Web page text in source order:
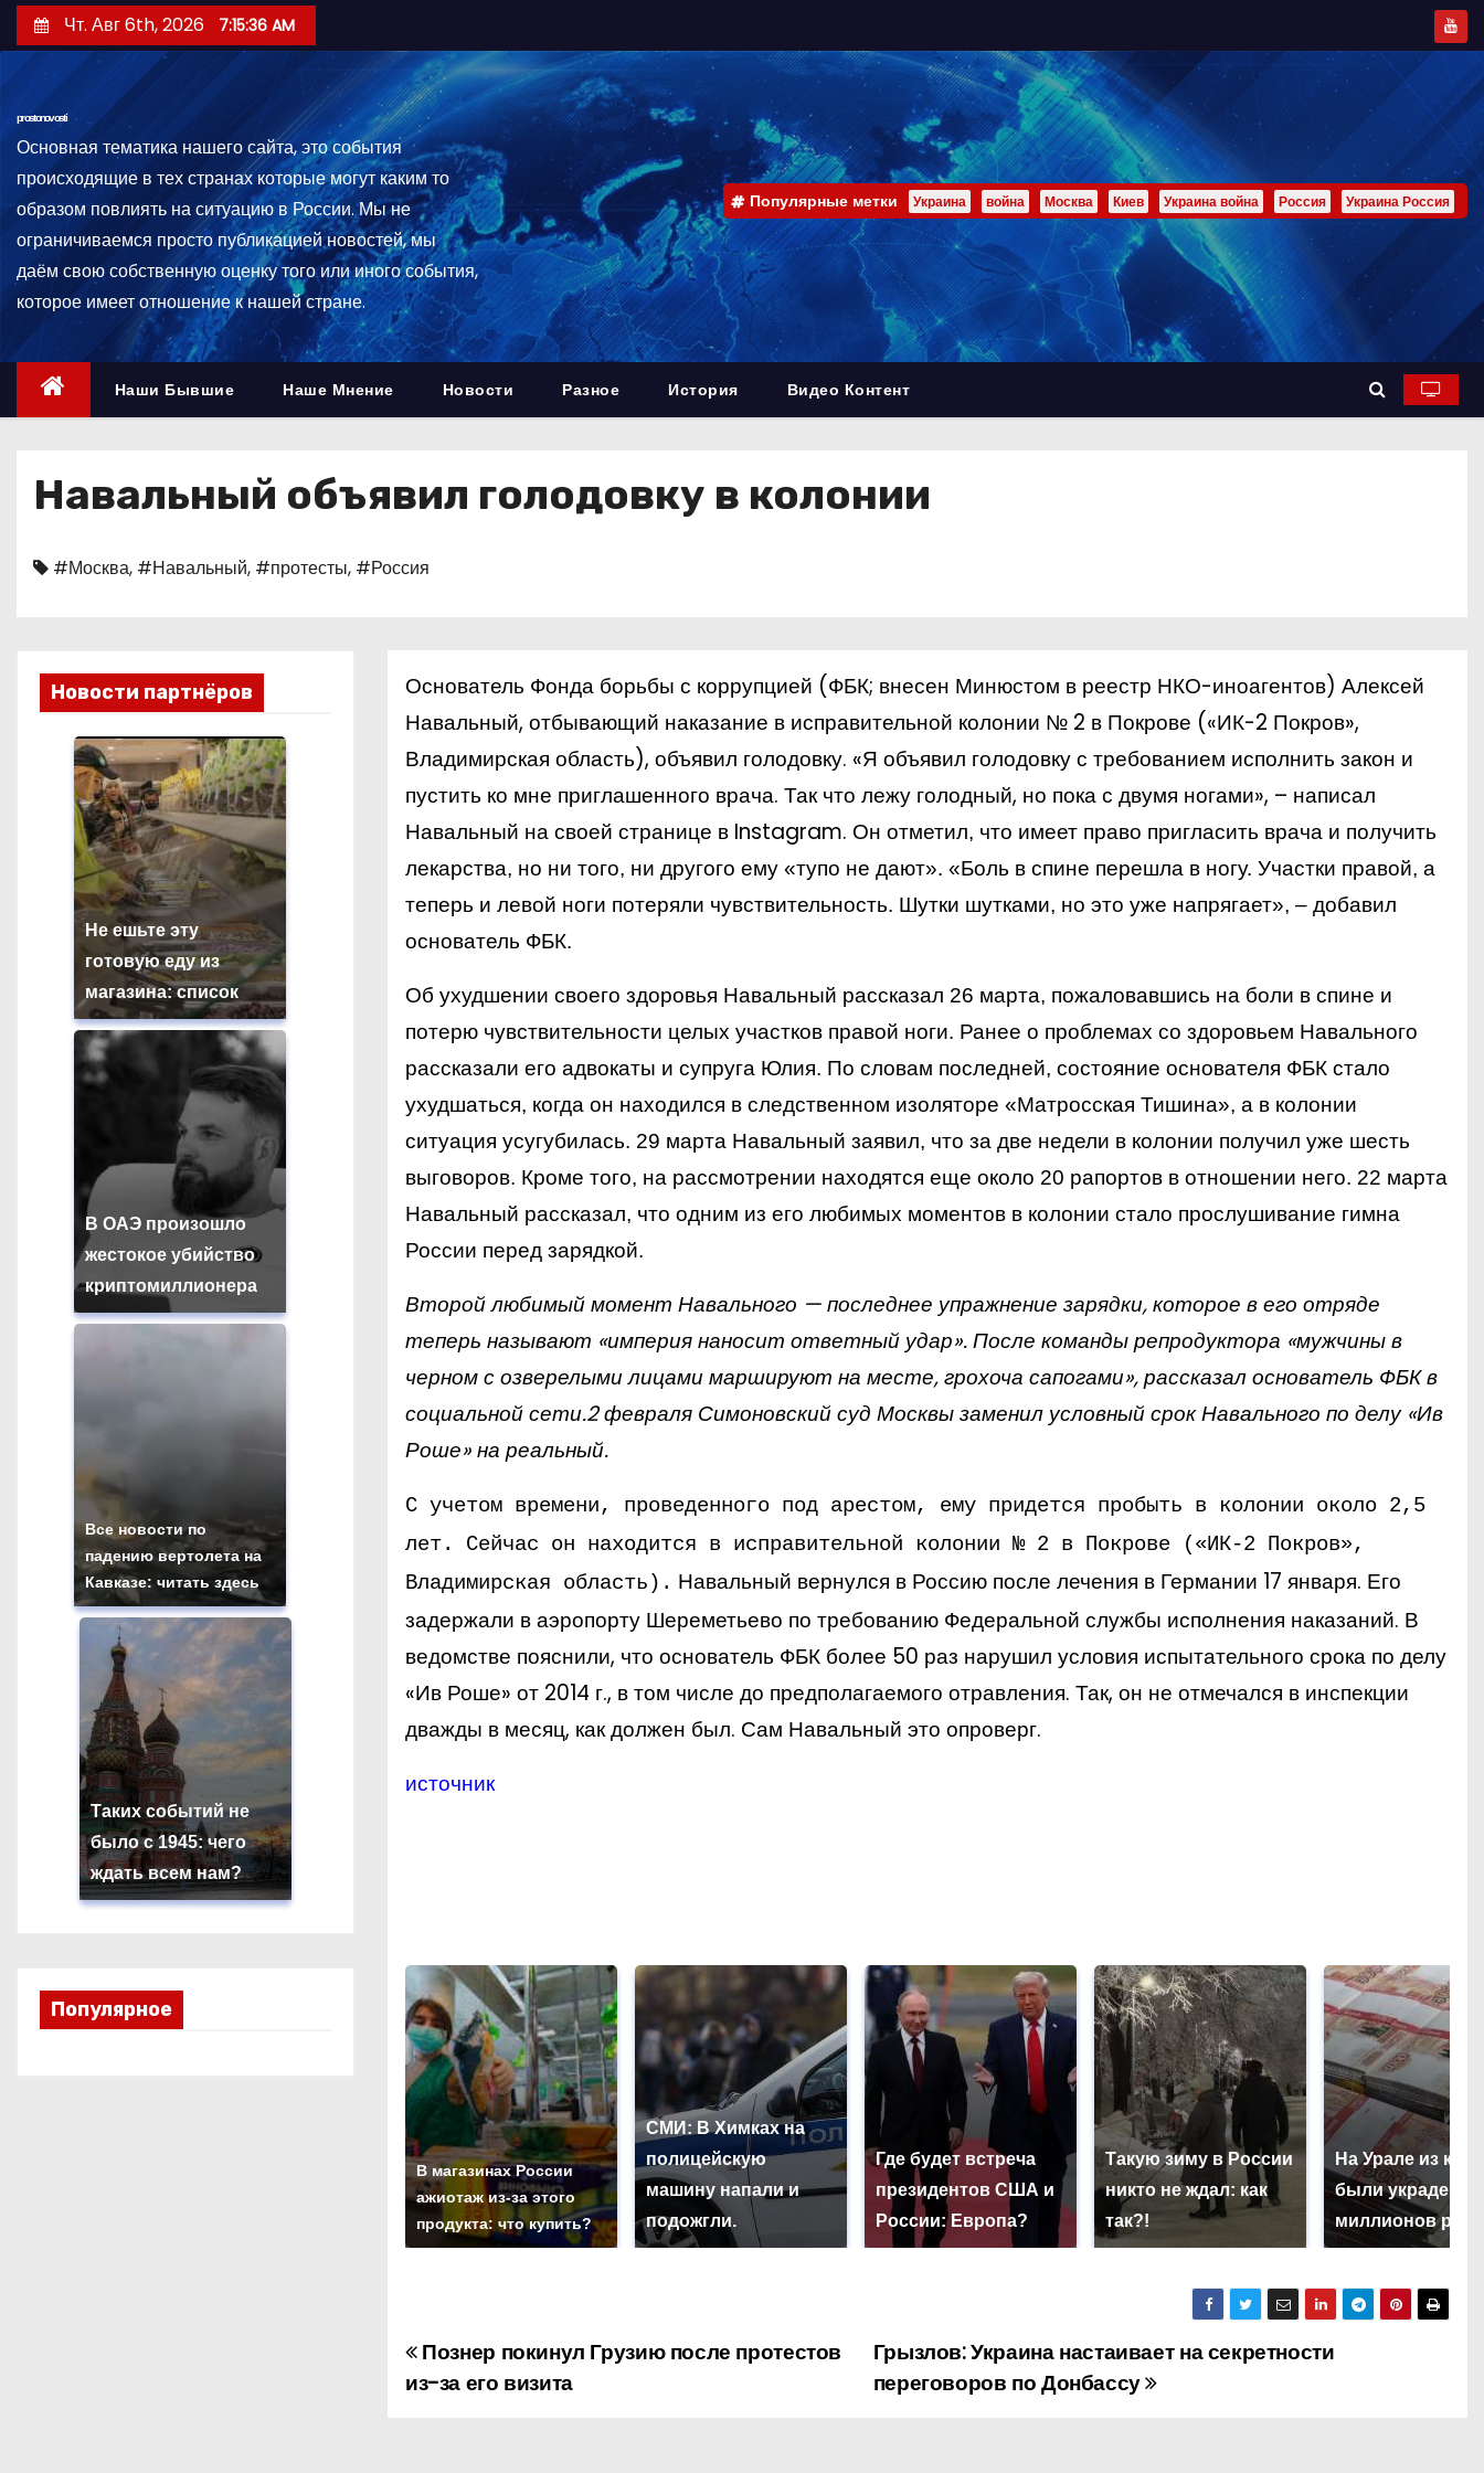
е
й
ж
Чт. Авг 6th, 2026 7:15:37 AM
prostonovosti
Основная тематика нашего сайта, это события
происходящие в тех странах которые могут каким то
образом повлиять на ситуацию в России. Мы не
ограничиваемся просто публикацией новостей, мы
даём свою собственную оценку того или иного события,
которое имеет отношение к нашей стране.
Популярные метки Украина война Москва Киев Украина война Россия Украина Россия
Наши Бывшие Наше Мнение Новости Разное История Видео Контент
Навальный объявил голодовку в колонии
#Москва, #Навальный, #протесты, #Россия
Новости партнёров
Не ешьте эту
готовую еду из
магазина: список
В ОАЭ произошло
жестокое убийство
криптомиллионера
Все новости по
падению вертолета на
Кавказе: читать здесь
Таких событий не
было с 1945: чего
ждать всем нам?
Популярное
Основатель Фонда борьбы с коррупцией (ФБК; внесен Минюстом в реестр НКО-иноагентов) Алексей
Навальный, отбывающий наказание в исправительной колонии № 2 в Покрове («ИК-2 Покров»,
Владимирская область), объявил голодовку. «Я объявил голодовку с требованием исполнить закон и
пустить ко мне приглашенного врача. Так что лежу голодный, но пока с двумя ногами», – написал
Навальный на своей странице в Instagram. Он отметил, что имеет право пригласить врача и получить
лекарства, но ни того, ни другого ему «тупо не дают». «Боль в спине перешла в ногу. Участки правой, а
теперь и левой ноги потеряли чувствительность. Шутки шутками, но это уже напрягает», – добавил
основатель ФБК.
Об ухудшении своего здоровья Навальный рассказал 26 марта, пожаловавшись на боли в спине и
потерю чувствительности целых участков правой ноги. Ранее о проблемах со здоровьем Навального
рассказали его адвокаты и супруга Юлия. По словам последней, состояние основателя ФБК стало
ухудшаться, когда он находился в следственном изоляторе «Матросская Тишина», а в колонии
ситуация усугубилась. 29 марта Навальный заявил, что за две недели в колонии получил уже шесть
выговоров. Кроме того, на рассмотрении находятся еще около 20 рапортов в отношении него. 22 марта
Навальный рассказал, что одним из его любимых моментов в колонии стало прослушивание гимна
России перед зарядкой.
Второй любимый момент Навального — последнее упражнение зарядки, которое в его отряде
теперь называют «империя наносит ответный удар». После команды репродуктора «мужчины в
черном с озверелыми лицами маршируют на месте, грохоча сапогами», рассказал основатель ФБК в
социальной сети.2 февраля Симоновский суд Москвы заменил условный срок Навального по делу «Ив
Роше» на реальный.
С учетом времени, проведенного под арестом, ему придется пробыть в колонии около 2,5
лет. Сейчас он находится в исправительной колонии № 2 в Покрове («ИК-2 Покров»,
Владимирская область). Навальный вернулся в Россию после лечения в Германии 17 января. Его
задержали в аэропорту Шереметьево по требованию Федеральной службы исполнения наказаний. В
ведомстве пояснили, что основатель ФБК более 50 раз нарушил условия испытательного срока по делу
«Ив Роше» от 2014 г., в том числе до предполагаемого отравления. Так, он не отмечался в инспекции
дважды в месяц, как должен был. Сам Навальный это опроверг.
источник
В магазинах России
ажиотаж из-за этого
продукта: что купить?
СМИ: В Химках на
полицейскую
машину напали и
подожгли.
Где будет встреча
президентов США и
России: Европа?
Такую зиму в России
никто не ждал: как
так?!
На Урале из
были украдены
миллионов
Н
Грызлов: Украина настаивает на секретности
переговоров по Донбассу
Познер покинул Грузию после протестов
из-за его визита